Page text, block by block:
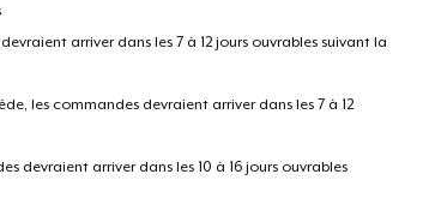
arriver dans les 7 à 12 jours ouvrables suivant la
les commandes devraient arriver dans les 7 à 12
devraient arriver dans les 10 à 16 jours ouvrables